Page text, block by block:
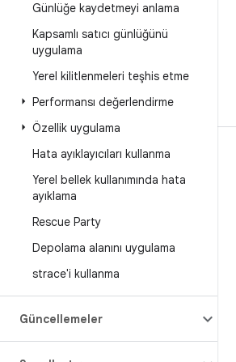
Günlüğe kaydetmeyi anlama
Kapsamlı satıcı günlüğünü
uygulama
Yerel kilitlenmeleri teşhis etme
Performansı değerlendirme
Özellik uygulama
Hata ayıklayıcıları kullanma
Yerel bellek kullanımında hata
ayıklama
Rescue Party
Depolama alanını uygulama
strace'i kullanma
Güncellemeler
DERLEME
Android kod deposu
Sürücü ikili programları